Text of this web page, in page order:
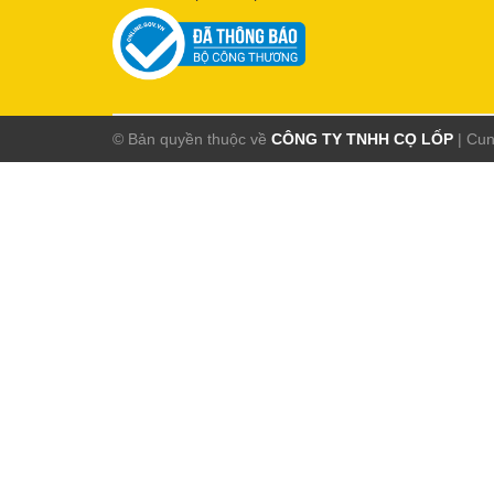
© Bản quyền thuộc về CÔNG TY TNHH CỌ LỐP |